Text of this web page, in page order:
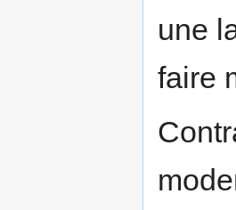
une
faire